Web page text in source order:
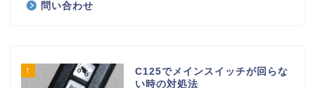
問い合わせ
1
C125でメインスイッチが回らな
い時の対処法